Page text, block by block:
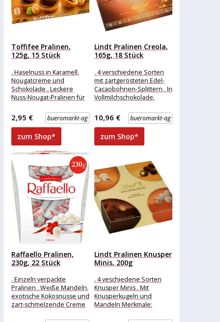
Toffifee Pralinen,
125g, 15 Stück
. Haselnuss in Karamell,
Nougatcreme und
Schokolade . Leckere
Nuss-Nougat-Pralinen für
Eigenschaft: ohne Alkohol
Ausführung: Geschenk
weitere
Produktinformationen:
bueromarkt-ag
2,95 €
zum Shop*
Lindt Pralinen Creola,
165g, 18 Stück
. 4 verschiedene Sorten
mit zartgerösteten Edel-
Cacaobohnen-Splittern . In
Vollmilchschokolade,
und Blancor-Crème
Merkmale: Eigenschaft:
ohne Alkohol Ausführung:
Geschenk
bueromarkt-ag
10,96 €
zum Shop*
Raffaello Pralinen,
230g, 22 Stück
. Einzeln verpackte
Pralinen . Weiße Mandeln,
exotische Kokosnüsse und
zart-schmelzende Creme
Lindt Pralinen Knusper
Minis, 200g
. 4 veschiedene Sorten
Knusper Minis . Mit
Knusperkugeln und
Mandeln Merkmale: